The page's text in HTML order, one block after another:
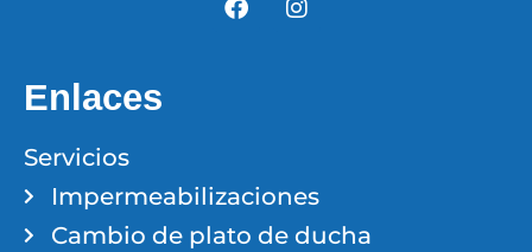
Enlaces
Servicios
Impermeabilizaciones
Cambio de plato de ducha